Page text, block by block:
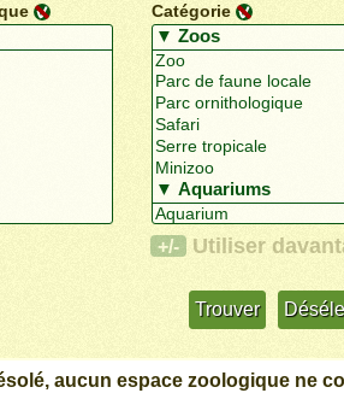
Catégorie
+/- Utiliser
aucun espace zoologique ne